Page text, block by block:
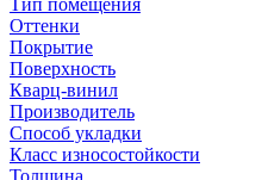
Тип помещения
Оттенки
Покрытие
Поверхность
Кварц-винил
Производитель
Способ укладки
Класс износостойкости
Толщина